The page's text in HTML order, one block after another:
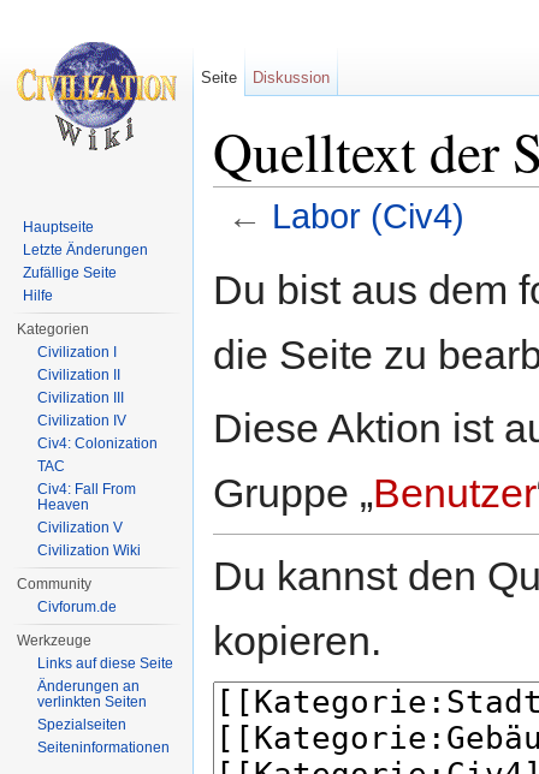
Quelltext der
← Labor (Civ4)
Du bist aus dem
die Seite zu
Diese Aktion ist
Gruppe „Benutzer
Du kannst den
kopieren.
Seite Diskussion
Hauptseite
Letzte Änderungen
Zufällige Seite
Hilfe
Kategorien
Civilization I
Civilization II
Civilization III
Civilization IV
Civ4: Colonization
TAC
Civ4: Fall From
Heaven
Civilization V
Civilization Wiki
Community
Civforum.de
Werkzeuge
Links auf diese Seite
Änderungen an
verlinkten Seiten
Spezialseiten
Seiten­informationen